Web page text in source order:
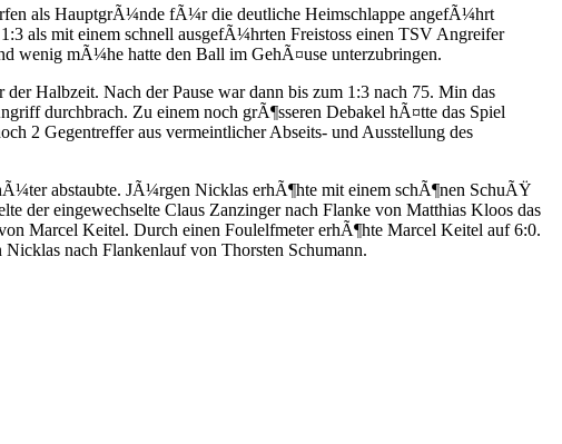
als HauptgrÃ¼nde fÃ¼r die deutliche Heimschlappe angefÃ¼hrt
als mit einem schnell ausgefÃ¼hrten Freistoss einen TSV Angreifer
wenig mÃ¼he hatte den Ball im GehÃ¤use unterzubringen.
Halbzeit. Nach der Pause war dann bis zum 1:3 nach 75. Min das
durchbrach. Zu einem noch grÃ¶sseren Debakel hÃ¤tte das Spiel
2 Gegentreffer aus vermeintlicher Abseits- und Ausstellung des
abstaubte. JÃ¼rgen Nicklas erhÃ¶hte mit einem schÃ¶nen SchuÃŸ
der eingewechselte Claus Zanzinger nach Flanke von Matthias Kloos das
Marcel Keitel. Durch einen Foulelfmeter erhÃ¶hte Marcel Keitel auf 6:0.
nach Flankenlauf von Thorsten Schumann.